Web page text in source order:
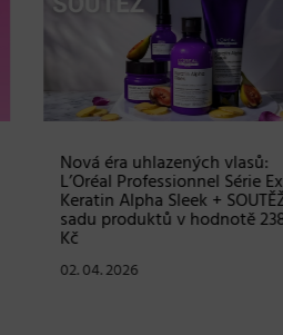
Nová éra uhlazených vlasů:
L’Oréal Professionnel Série Expert
Keratin Alpha Sleek + SOUTĚŽ o
sadu produktů v hodnotě 2380
02. 04. 2026